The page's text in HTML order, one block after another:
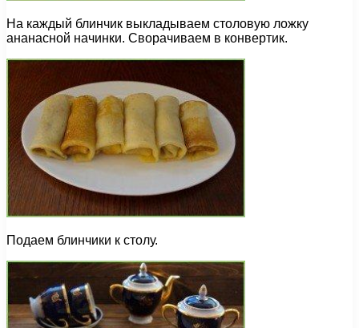
На каждый блинчик выкладываем столовую ложку
ананасной начинки. Сворачиваем в конвертик.
Подаем блинчики к столу.